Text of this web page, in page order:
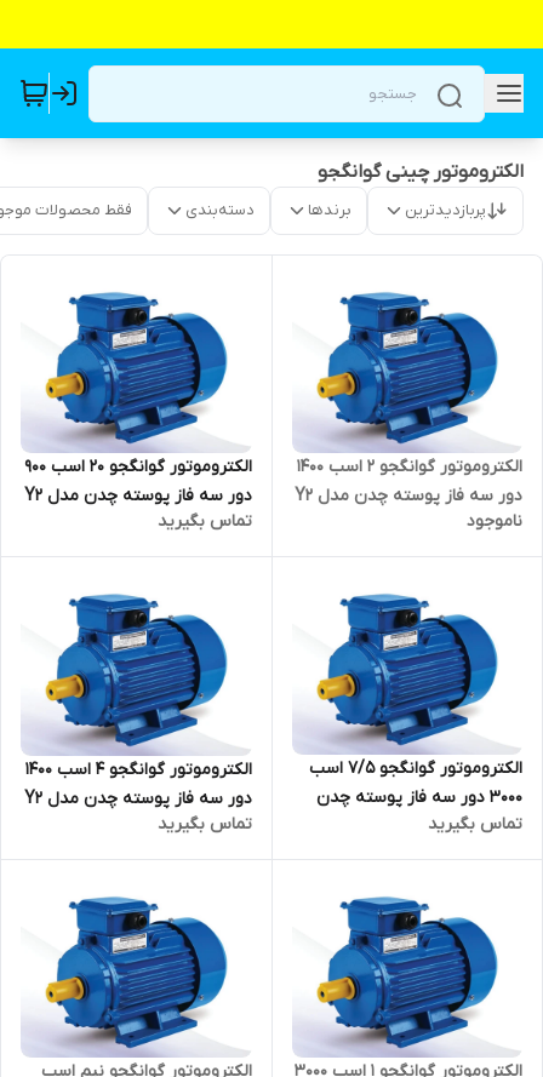
الکتروموتور چینی گوانگجو
پربازدیدترین برندها دسته‌بندی فقط محصولات
الکتروموتور گوانگجو 2 اسب 1400
دور سه فاز پوسته چدن مدل Y2
ترمینال بالا
ناموجود
الکتروموتور گوانگجو 20 اسب 900
دور سه فاز پوسته چدن مدل Y2
ترمینال بالا
تماس بگیرید
الکتروموتور گوانگجو 7/5 اسب
3000 دور سه فاز پوسته چدن
مدل Y2 ترمینال بالا
تماس بگیرید
الکتروموتور گوانگجو 4 اسب 1400
دور سه فاز پوسته چدن مدل Y2
ترمینال بالا
تماس بگیرید
الکتروموتور گوانگجو 1 اسب 3000
الکتروموتور گوانگجو نیم اسب